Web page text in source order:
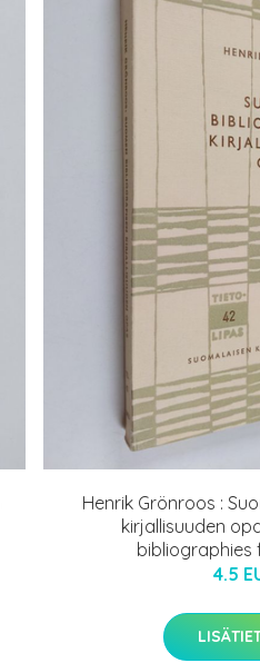
Henrik Grönroos :
kirjallisuuden
bibliographies
4.5